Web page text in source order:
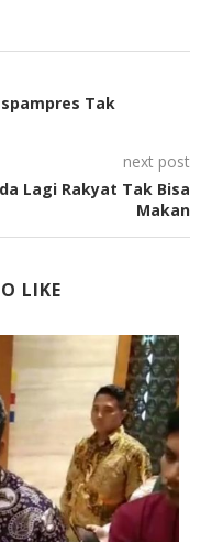
Tak
next post
Lagi Rakyat Tak Bisa
Makan
LIKE